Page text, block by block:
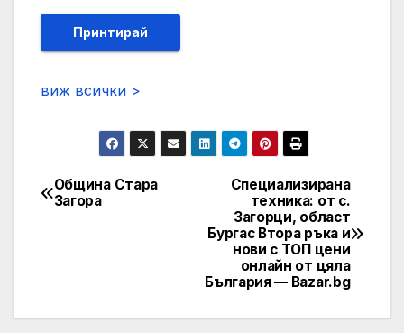
Принтирай
виж всички >
Post
Специализирана
техника: от с.
Загорци, област
Бургас Втора ръка и
нови с ТОП цени
онлайн от цяла
България — Bazar.bg
Община Стара
Загора